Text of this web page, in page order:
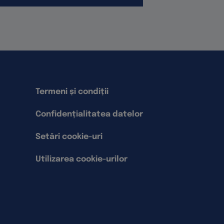
Termeni și condiții
Confidențialitatea datelor
Setări cookie-uri
Utilizarea cookie-urilor